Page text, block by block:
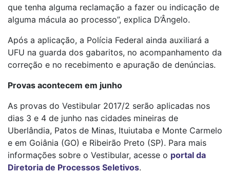
que tenha alguma reclamação a fazer ou indicação de
alguma mácula ao processo”, explica D’Ângelo.
Após a aplicação, a Polícia Federal ainda auxiliará a
UFU na guarda dos gabaritos, no acompanhamento da
correção e no recebimento e apuração de denúncias.
Provas acontecem em junho
As provas do Vestibular 2017/2 serão aplicadas nos
dias 3 e 4 de junho nas cidades mineiras de
Uberlândia, Patos de Minas, Ituiutaba e Monte Carmelo
e em Goiânia (GO) e Ribeirão Preto (SP). Para mais
informações sobre o Vestibular, acesse o portal da
Diretoria de Processos Seletivos.